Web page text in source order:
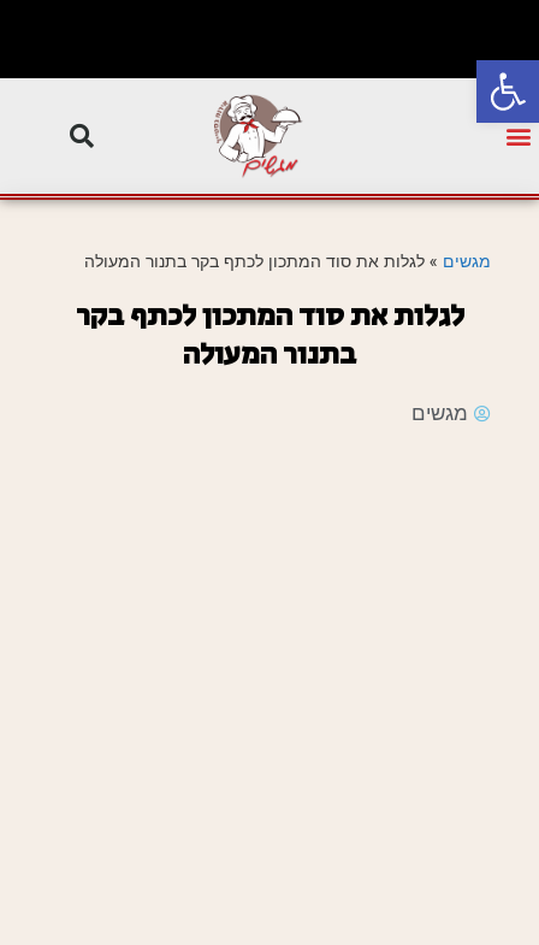
פתח סרגל נגישות
מגשים » לגלות את סוד המתכון לכתף בקר בתנור המעולה
לגלות את סוד המתכון לכתף בקר
בתנור המעולה
מגשים